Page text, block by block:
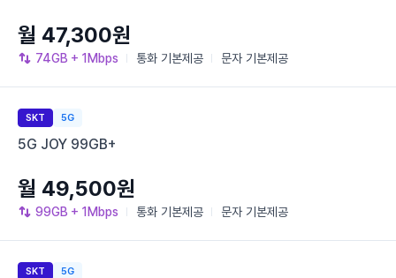
74GB + 1Mbps 통화 기본제공 문자 기본제공
월 47,300원
SKT 5G
5G JOY 99GB+
99GB + 1Mbps 통화 기본제공 문자 기본제공
월 49,500원
SKT 5G